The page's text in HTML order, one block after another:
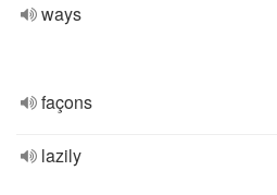
ways
façons
lazily